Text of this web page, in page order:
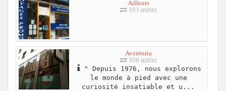
Ailleurs
353 mètre
Aventuria
508 mètre
" Depuis 1976, nous explorons
le monde à pied avec une
curiosité insatiable et u...